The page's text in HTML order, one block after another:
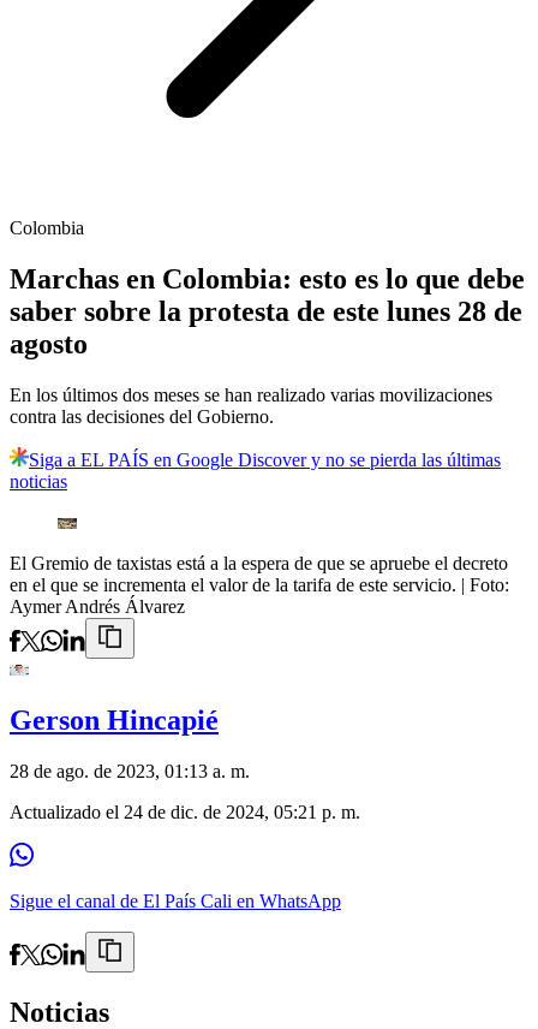
Colombia
Marchas en Colombia: esto es lo que debe
saber sobre la protesta de este lunes 28 de
agosto
En los últimos dos meses se han realizado varias movilizaciones
contra las decisiones del Gobierno.
Siga a EL PAÍS en Google Discover y no se pierda las últimas
noticias
El Gremio de taxistas está a la espera de que se apruebe el decreto
en el que se incrementa el valor de la tarifa de este servicio. | Foto:
Aymer Andrés Álvarez
Gerson Hincapié
28 de ago. de 2023, 01:13 a. m.
Actualizado el 24 de dic. de 2024, 05:21 p. m.
Sigue el canal de El País Cali en WhatsApp
Noticias